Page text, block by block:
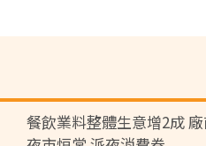
餐飲業料整體生意增2成